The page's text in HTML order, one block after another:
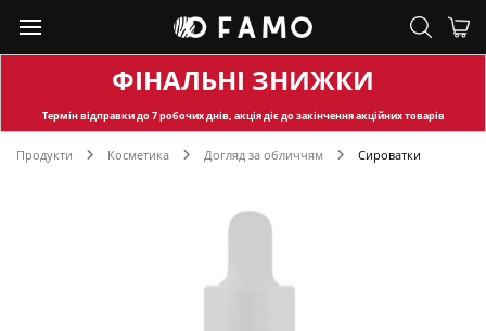
ФІНАЛЬНІ ЗНИЖКИ
Термін відправкидо 7 робочих днів, акція діє до закінчення акційних товарів
Продукти Косметика Догляд за обличчям Сироватки